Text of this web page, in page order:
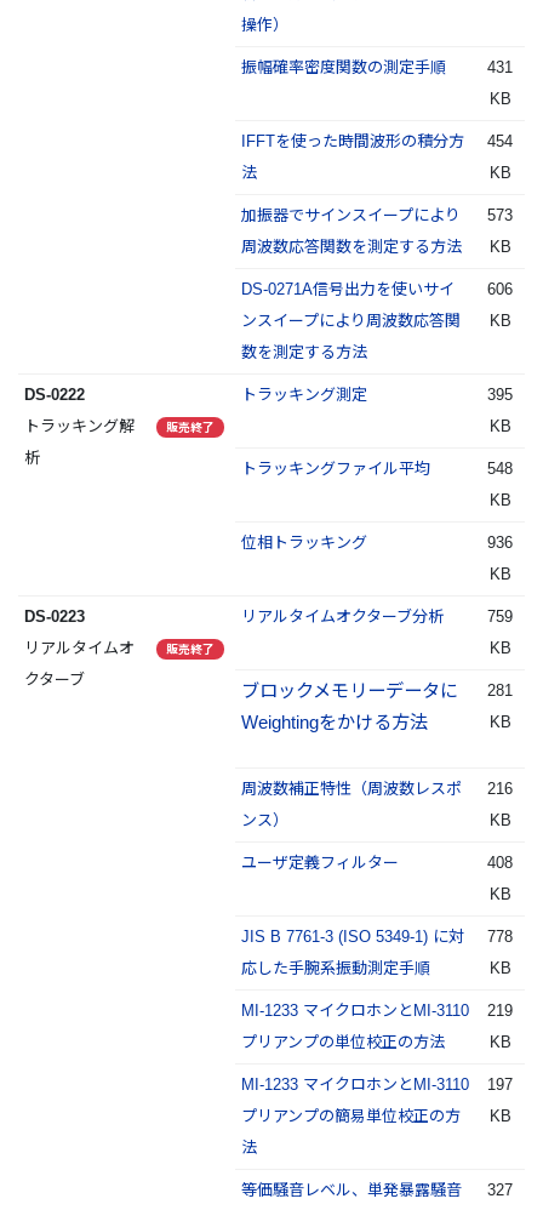
操作）
振幅確率密度関数の測定手順
431
KB
IFFTを使った時間波形の積分方
法
454
KB
加振器でサインスイープにより
周波数応答関数を測定する方法
573
KB
DS-0271A信号出力を使いサイ
ンスイープにより周波数応答関
数を測定する方法
606
KB
DS-0222
トラッキング解
析
販売終了
トラッキング測定
395
KB
トラッキングファイル平均
548
KB
位相トラッキング
936
KB
DS-0223
リアルタイムオ
クターブ
販売終了
リアルタイムオクターブ分析
759
KB
ブロックメモリーデータに
Weightingをかける方法
281
KB
周波数補正特性（周波数レスポ
ンス）
216
KB
ユーザ定義フィルター
408
KB
JIS B 7761-3 (ISO 5349-1) に対
応した手腕系振動測定手順
778
KB
MI-1233 マイクロホンとMI-3110
プリアンプの単位校正の方法
219
KB
MI-1233 マイクロホンとMI-3110
プリアンプの簡易単位校正の方
法
197
KB
等価騒音レベル、単発暴露騒音
327